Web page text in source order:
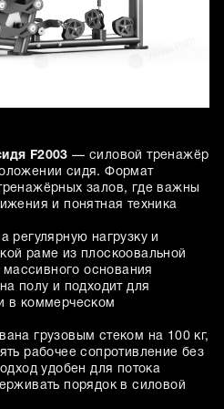
F2003 — силовой тренажёр
сидя. Формат
залов, где важны
и понятная техника
регулярную нагрузку и
раме из плоскоовальной
основания
полу и подходит для
в коммерческом
грузовым стеком на 100 кг,
рабочее сопротивление без
удобен для потока
порядок в силовой